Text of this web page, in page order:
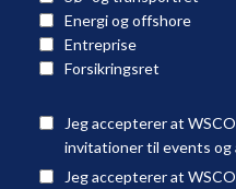
Energi og offshore
Entreprise
Forsikringsret
Jeg accepterer at
invitationer til events og
Jeg accepterer at